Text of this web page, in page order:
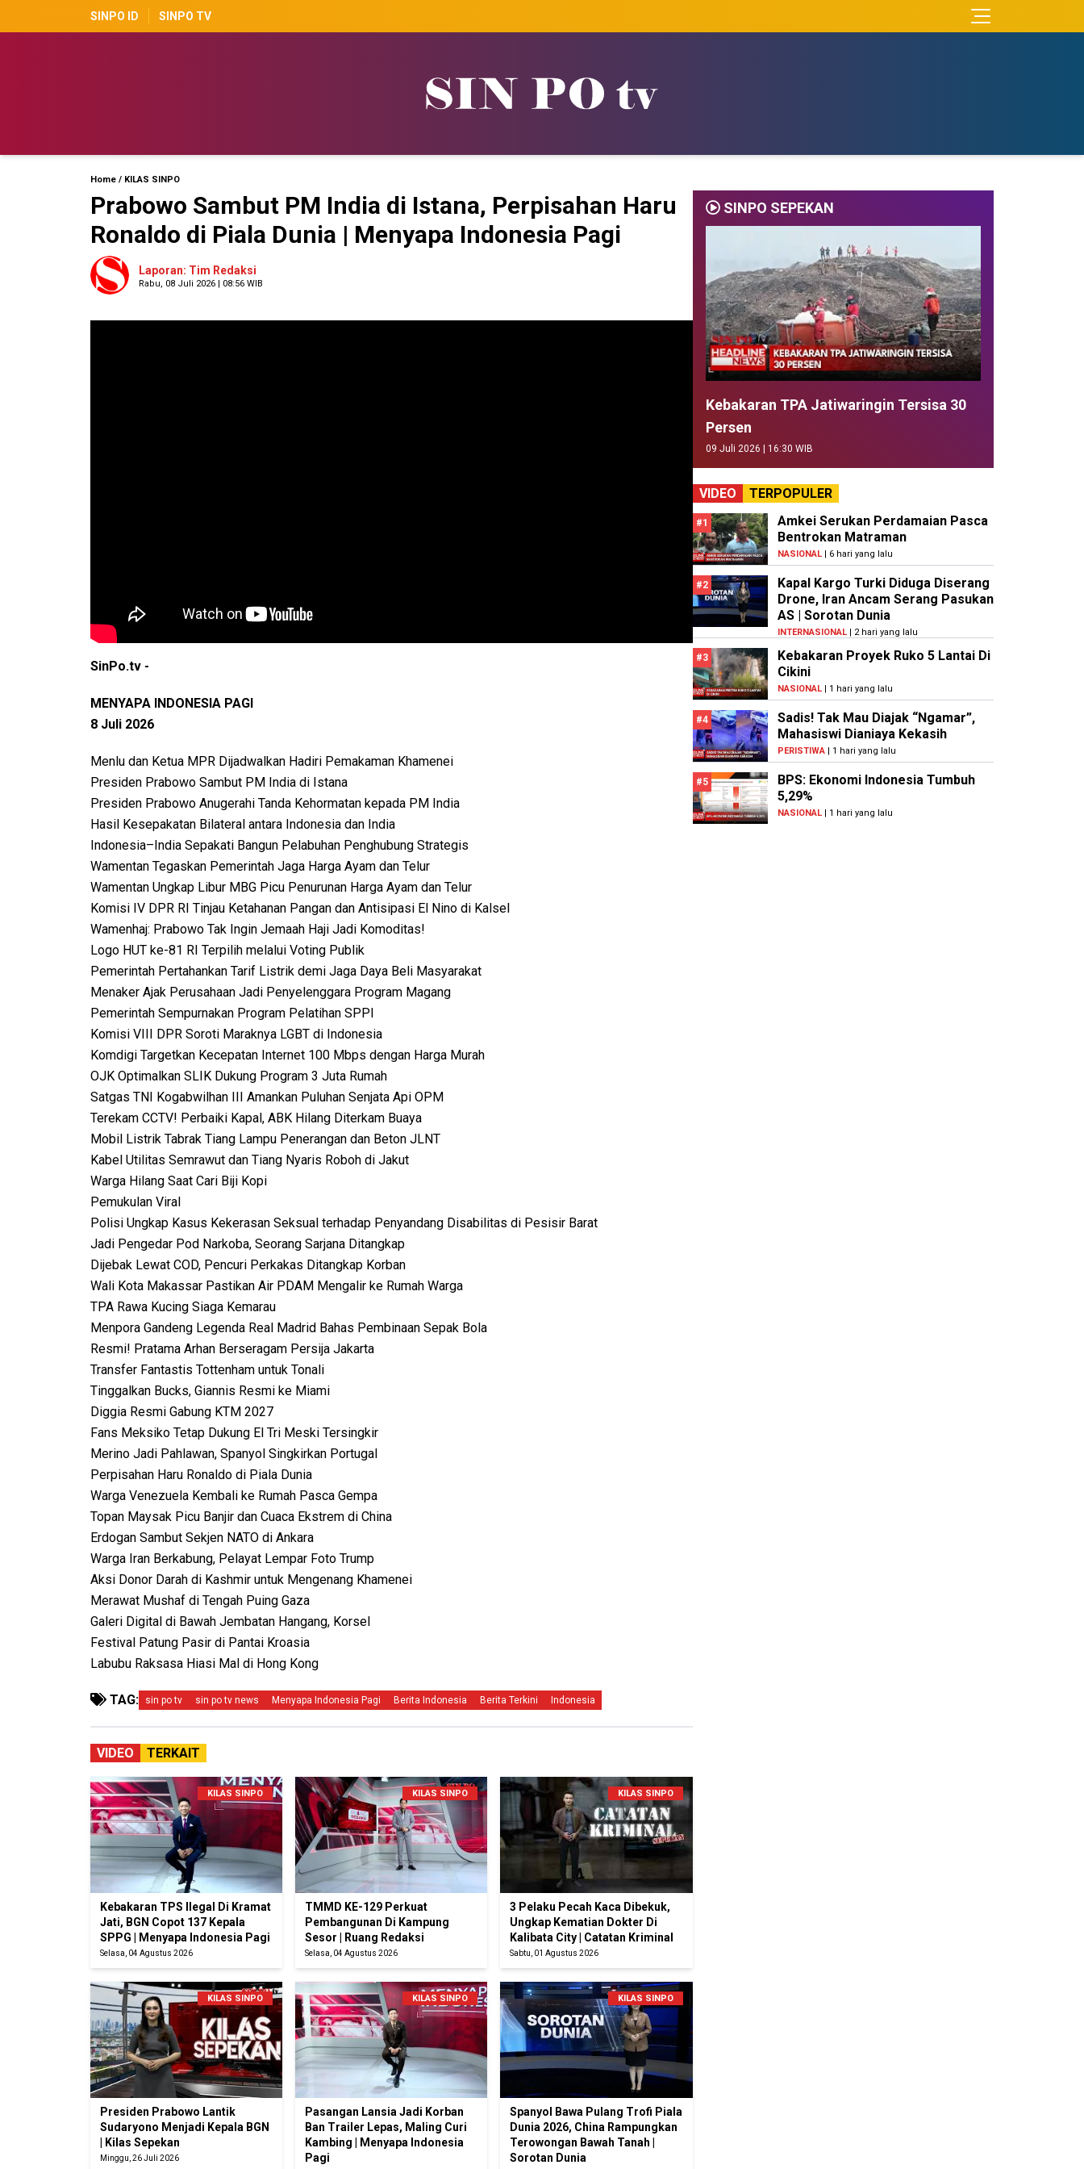
SINPO ID SINPO TV
Home / KILAS SINPO
Prabowo Sambut PM India di Istana, Perpisahan Haru
Ronaldo di Piala Dunia | Menyapa Indonesia Pagi
Laporan: Tim Redaksi
Rabu, 08 Juli 2026 | 08:56 WIB
SinPo.tv -
MENYAPA INDONESIA PAGI
8 Juli 2026
Menlu dan Ketua MPR Dijadwalkan Hadiri Pemakaman Khamenei
Presiden Prabowo Sambut PM India di Istana
Presiden Prabowo Anugerahi Tanda Kehormatan kepada PM India
Hasil Kesepakatan Bilateral antara Indonesia dan India
Indonesia–India Sepakati Bangun Pelabuhan Penghubung Strategis
Wamentan Tegaskan Pemerintah Jaga Harga Ayam dan Telur
Wamentan Ungkap Libur MBG Picu Penurunan Harga Ayam dan Telur
Komisi IV DPR RI Tinjau Ketahanan Pangan dan Antisipasi El Nino di Kalsel
Wamenhaj: Prabowo Tak Ingin Jemaah Haji Jadi Komoditas!
Logo HUT ke-81 RI Terpilih melalui Voting Publik
Pemerintah Pertahankan Tarif Listrik demi Jaga Daya Beli Masyarakat
Menaker Ajak Perusahaan Jadi Penyelenggara Program Magang
Pemerintah Sempurnakan Program Pelatihan SPPI
Komisi VIII DPR Soroti Maraknya LGBT di Indonesia
Komdigi Targetkan Kecepatan Internet 100 Mbps dengan Harga Murah
OJK Optimalkan SLIK Dukung Program 3 Juta Rumah
Satgas TNI Kogabwilhan III Amankan Puluhan Senjata Api OPM
Terekam CCTV! Perbaiki Kapal, ABK Hilang Diterkam Buaya
Mobil Listrik Tabrak Tiang Lampu Penerangan dan Beton JLNT
Kabel Utilitas Semrawut dan Tiang Nyaris Roboh di Jakut
Warga Hilang Saat Cari Biji Kopi
Pemukulan Viral
Polisi Ungkap Kasus Kekerasan Seksual terhadap Penyandang Disabilitas di Pesisir Barat
Jadi Pengedar Pod Narkoba, Seorang Sarjana Ditangkap
Dijebak Lewat COD, Pencuri Perkakas Ditangkap Korban
Wali Kota Makassar Pastikan Air PDAM Mengalir ke Rumah Warga
TPA Rawa Kucing Siaga Kemarau
Menpora Gandeng Legenda Real Madrid Bahas Pembinaan Sepak Bola
Resmi! Pratama Arhan Berseragam Persija Jakarta
Transfer Fantastis Tottenham untuk Tonali
Tinggalkan Bucks, Giannis Resmi ke Miami
Diggia Resmi Gabung KTM 2027
Fans Meksiko Tetap Dukung El Tri Meski Tersingkir
Merino Jadi Pahlawan, Spanyol Singkirkan Portugal
Perpisahan Haru Ronaldo di Piala Dunia
Warga Venezuela Kembali ke Rumah Pasca Gempa
Topan Maysak Picu Banjir dan Cuaca Ekstrem di China
Erdogan Sambut Sekjen NATO di Ankara
Warga Iran Berkabung, Pelayat Lempar Foto Trump
Aksi Donor Darah di Kashmir untuk Mengenang Khamenei
Merawat Mushaf di Tengah Puing Gaza
Galeri Digital di Bawah Jembatan Hangang, Korsel
Festival Patung Pasir di Pantai Kroasia
Labubu Raksasa Hiasi Mal di Hong Kong
TAG: sin po tv sin po tv news Menyapa Indonesia Pagi Berita Indonesia Berita Terkini Indonesia
VIDEO TERKAIT
KILAS SINPO
Kebakaran TPS Ilegal Di Kramat
Jati, BGN Copot 137 Kepala
SPPG | Menyapa Indonesia Pagi
Selasa, 04 Agustus 2026
KILAS SINPO
TMMD KE-129 Perkuat
Pembangunan Di Kampung
Sesor | Ruang Redaksi
Selasa, 04 Agustus 2026
KILAS SINPO
3 Pelaku Pecah Kaca Dibekuk,
Ungkap Kematian Dokter Di
Kalibata City | Catatan Kriminal
Sabtu, 01 Agustus 2026
KILAS SINPO
Presiden Prabowo Lantik
Sudaryono Menjadi Kepala BGN
| Kilas Sepekan
Minggu, 26 Juli 2026
KILAS SINPO
Pasangan Lansia Jadi Korban
Ban Trailer Lepas, Maling Curi
Kambing | Menyapa Indonesia
Pagi
KILAS SINPO
Spanyol Bawa Pulang Trofi Piala
Dunia 2026, China Rampungkan
Terowongan Bawah Tanah |
Sorotan Dunia
SINPO SEPEKAN
Kebakaran TPA Jatiwaringin Tersisa 30
Persen
09 Juli 2026 | 16:30 WIB
VIDEO TERPOPULER
#1
Amkei Serukan Perdamaian Pasca
Bentrokan Matraman
NASIONAL| 6 hari yang lalu
#2
Kapal Kargo Turki Diduga Diserang
Drone, Iran Ancam Serang Pasukan
AS | Sorotan Dunia
INTERNASIONAL| 2 hari yang lalu
#3
Kebakaran Proyek Ruko 5 Lantai Di
Cikini
NASIONAL| 1 hari yang lalu
#4
Sadis! Tak Mau Diajak “Ngamar”,
Mahasiswi Dianiaya Kekasih
PERISTIWA| 1 hari yang lalu
#5
BPS: Ekonomi Indonesia Tumbuh
5,29%
NASIONAL| 1 hari yang lalu